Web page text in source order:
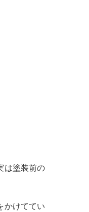
は塗装前の
かけててい